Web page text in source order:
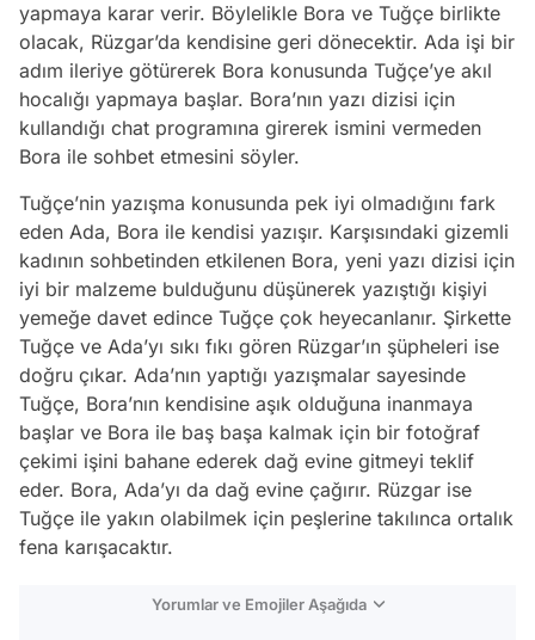
yapmaya karar verir. Böylelikle Bora ve Tuğçe birlikte
olacak, Rüzgar’da kendisine geri dönecektir. Ada işi bir
adım ileriye götürerek Bora konusunda Tuğçe’ye akıl
hocalığı yapmaya başlar. Bora’nın yazı dizisi için
kullandığı chat programına girerek ismini vermeden
Bora ile sohbet etmesini söyler.
Tuğçe’nin yazışma konusunda pek iyi olmadığını fark
eden Ada, Bora ile kendisi yazışır. Karşısındaki gizemli
kadının sohbetinden etkilenen Bora, yeni yazı dizisi için
iyi bir malzeme bulduğunu düşünerek yazıştığı kişiyi
yemeğe davet edince Tuğçe çok heyecanlanır. Şirkette
Tuğçe ve Ada’yı sıkı fıkı gören Rüzgar’ın şüpheleri ise
doğru çıkar. Ada’nın yaptığı yazışmalar sayesinde
Tuğçe, Bora’nın kendisine aşık olduğuna inanmaya
başlar ve Bora ile baş başa kalmak için bir fotoğraf
çekimi işini bahane ederek dağ evine gitmeyi teklif
eder. Bora, Ada’yı da dağ evine çağırır. Rüzgar ise
Tuğçe ile yakın olabilmek için peşlerine takılınca ortalık
fena karışacaktır.
Yorumlar ve Emojiler Aşağıda